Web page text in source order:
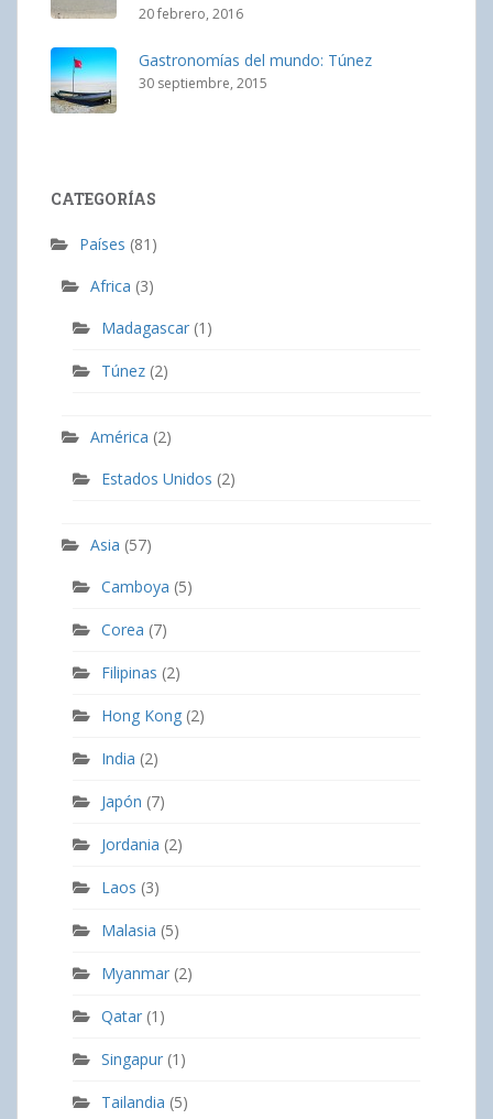
20 febrero, 2016
Gastronomías del mundo: Túnez
30 septiembre, 2015
CATEGORÍAS
Países (81)
Africa (3)
Madagascar (1)
Túnez (2)
América (2)
Estados Unidos (2)
Asia (57)
Camboya (5)
Corea (7)
Filipinas (2)
Hong Kong (2)
India (2)
Japón (7)
Jordania (2)
Laos (3)
Malasia (5)
Myanmar (2)
Qatar (1)
Singapur (1)
Tailandia (5)